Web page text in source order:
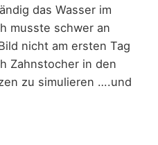
das Wasser im
musste schwer an
nicht am ersten Tag
Zahnstocher in den
zu simulieren ….und